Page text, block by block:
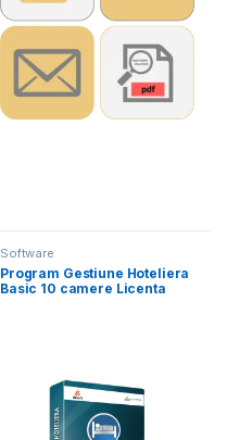
Software
Program Gestiune Hoteliera
Basic 10 camere Licenta